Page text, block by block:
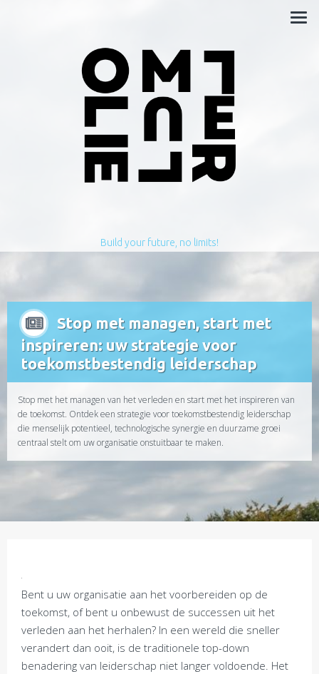
Build your future, no limits!
Stop met managen, start met
inspireren: uw strategie voor
toekomstbestendig leiderschap
Stop met het managen van het verleden en start met het inspireren van
de toekomst. Ontdek een strategie voor toekomstbestendig leiderschap
die menselijk potentieel, technologische synergie en duurzame groei
centraal stelt om uw organisatie onstuitbaar te maken.
Bent u uw organisatie aan het voorbereiden op de
toekomst, of bent u onbewust de successen uit het
verleden aan het herhalen? In een wereld die sneller
verandert dan ooit, is de traditionele top-down
benadering van leiderschap niet langer voldoende. Het